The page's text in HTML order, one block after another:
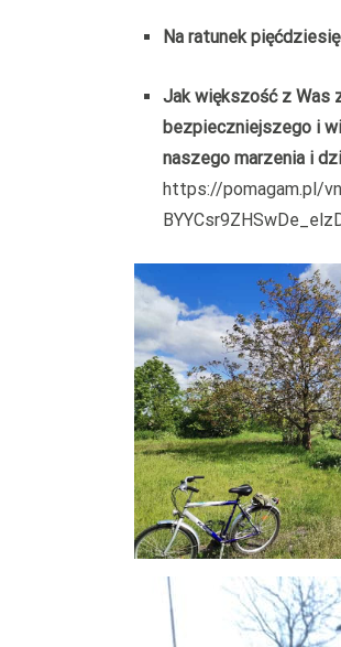
Na ratunek
Jak większość z Was
bezpieczniejszego i
naszego marzenia i
https://pomagam.pl/